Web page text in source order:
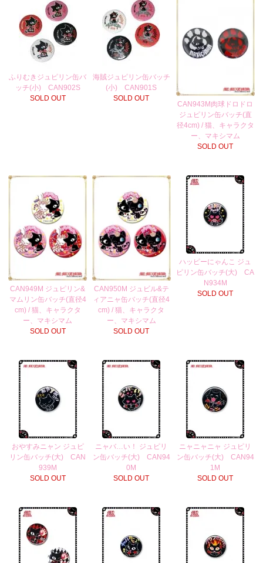
ふりむきジュピリン缶バ
ッチ(小) CAN902S
SOLD OUT
海賊ジュピリン缶バッチ
(小) CAN901S
SOLD OUT
CAN943M肉球ドロドロ
ジュピリン缶バッチ(直
径4cm) / 猫、キャラクタ
ー、マキシマム
SOLD OUT
CAN949M ジュピリン&
マムリン缶バッチ(直径4
cm) / 猫、キャラクタ
ー、マキシマム
SOLD OUT
CAN950M ジュビル&テ
ィアニャ缶バッチ(直径4
cm) / 猫、キャラクタ
ー、マキシマム
SOLD OUT
ハッピーにゃんこ ジュ
ピリン缶バッチ(大) CA
N934M
SOLD OUT
おやすみニャン ジュピ
リン缶バッチ(大) CAN
939M
SOLD OUT
ニャバ…い！ ジュピリ
ン缶バッチ(大) CAN94
0M
SOLD OUT
ニャニャニャ ジュピリ
ン缶バッチ(大) CAN94
1M
SOLD OUT